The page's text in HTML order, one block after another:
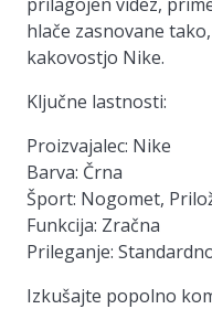
hlače zasnovane
kakovostjo Nike.
Ključne lastnosti:
Proizvajalec: Nike
Barva: Črna
Šport: Nogomet,
Funkcija: Zračna
Prileganje:
Izkušajte popolno